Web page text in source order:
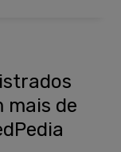
mais de